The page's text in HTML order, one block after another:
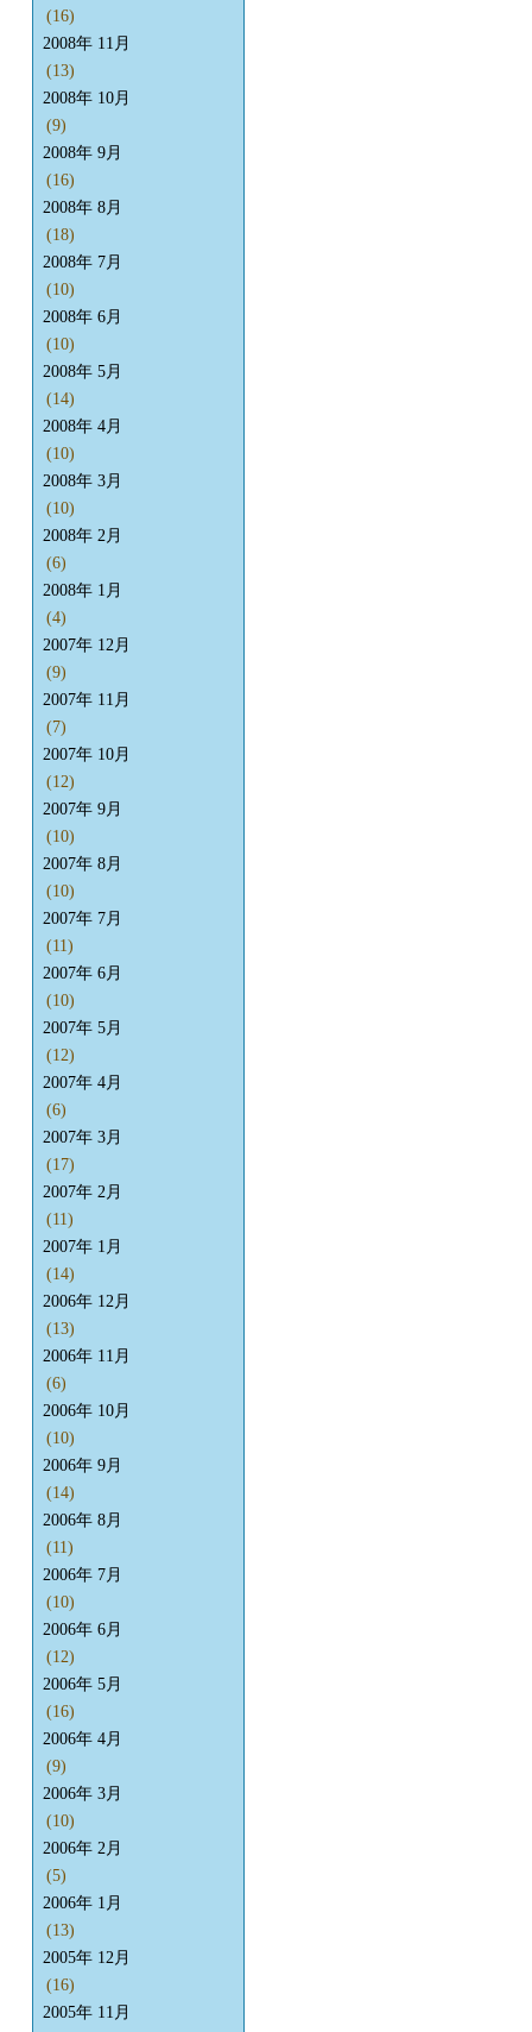
(16)
2008年 11月
(13)
2008年 10月
(9)
2008年 9月
(16)
2008年 8月
(18)
2008年 7月
(10)
2008年 6月
(10)
2008年 5月
(14)
2008年 4月
(10)
2008年 3月
(10)
2008年 2月
(6)
2008年 1月
(4)
2007年 12月
(9)
2007年 11月
(7)
2007年 10月
(12)
2007年 9月
(10)
2007年 8月
(10)
2007年 7月
(11)
2007年 6月
(10)
2007年 5月
(12)
2007年 4月
(6)
2007年 3月
(17)
2007年 2月
(11)
2007年 1月
(14)
2006年 12月
(13)
2006年 11月
(6)
2006年 10月
(10)
2006年 9月
(14)
2006年 8月
(11)
2006年 7月
(10)
2006年 6月
(12)
2006年 5月
(16)
2006年 4月
(9)
2006年 3月
(10)
2006年 2月
(5)
2006年 1月
(13)
2005年 12月
(16)
2005年 11月